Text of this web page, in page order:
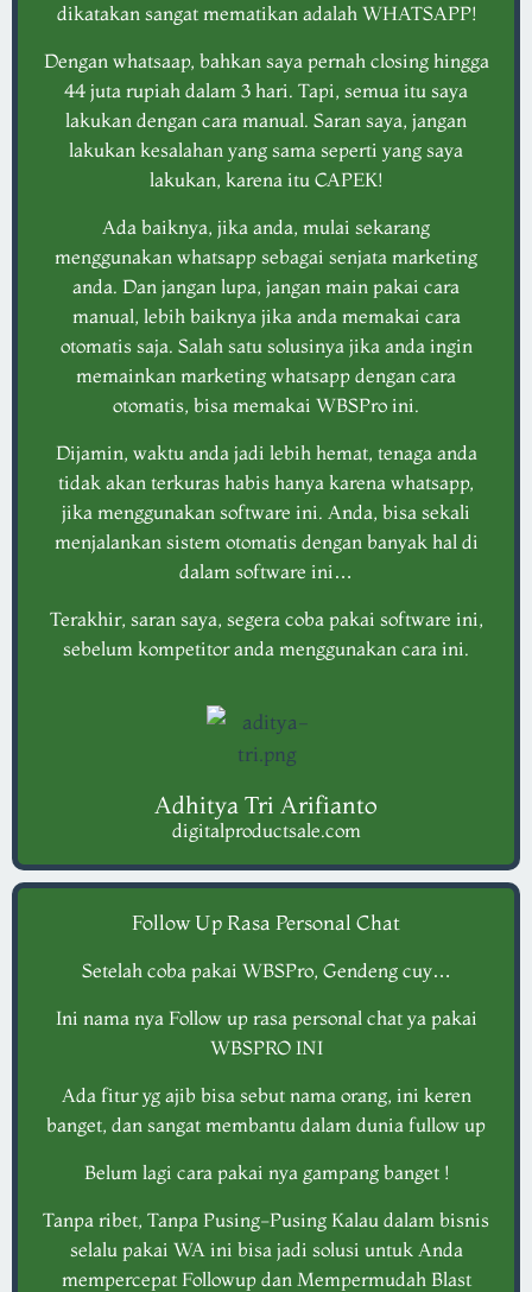
dikatakan sangat mematikan adalah WHATSAPP!
Dengan whatsaap, bahkan saya pernah closing hingga
44 juta rupiah dalam 3 hari. Tapi, semua itu saya
lakukan dengan cara manual. Saran saya, jangan
lakukan kesalahan yang sama seperti yang saya
lakukan, karena itu CAPEK!​
Ada baiknya, jika anda, mulai sekarang
menggunakan whatsapp sebagai senjata marketing
anda. Dan jangan lupa, jangan main pakai cara
manual, lebih baiknya jika anda memakai cara
otomatis saja. Salah satu solusinya jika anda ingin
memainkan marketing whatsapp dengan cara
otomatis, bisa memakai WBSPro ini.
Dijamin, waktu anda jadi lebih hemat, tenaga anda
tidak akan terkuras habis hanya karena whatsapp,
jika menggunakan software ini. Anda, bisa sekali
menjalankan sistem otomatis dengan banyak hal di
dalam software ini…
Terakhir, saran saya, segera coba pakai software ini,
sebelum kompetitor anda menggunakan cara ini.
Adhitya Tri Arifianto
digitalproductsale.com
Follow Up Rasa Personal Chat
Setelah coba pakai WBSPro, Gendeng cuy…​
Ini nama nya Follow up rasa personal chat ya pakai
WBSPRO INI
Ada fitur yg ajib bisa sebut nama orang, ini keren
banget, dan sangat membantu dalam dunia fullow up
Belum lagi cara pakai nya gampang banget !
Tanpa ribet, Tanpa Pusing-Pusing Kalau dalam bisnis
selalu pakai WA ini bisa jadi solusi untuk Anda
mempercepat Followup dan Mempermudah Blast